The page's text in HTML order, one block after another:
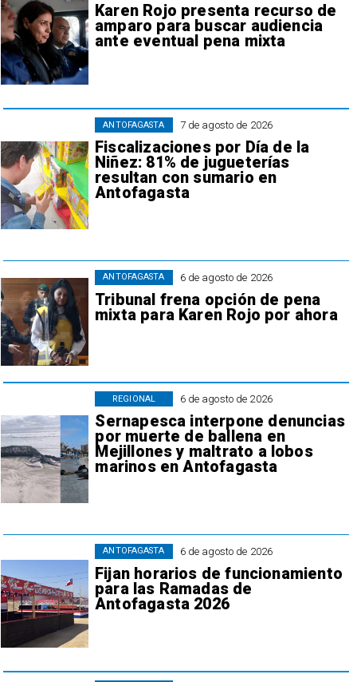
Karen Rojo presenta recurso de
amparo para buscar audiencia
ante eventual pena mixta
7 de agosto de 2026
Fiscalizaciones por Día de la
Niñez: 81% de jugueterías
resultan con sumario en
Antofagasta
ANTOFAGASTA
6 de agosto de 2026
Tribunal frena opción de pena
mixta para Karen Rojo por ahora
ANTOFAGASTA
6 de agosto de 2026
Sernapesca interpone denuncias
por muerte de ballena en
Mejillones y maltrato a lobos
marinos en Antofagasta
REGIONAL
6 de agosto de 2026
Fijan horarios de funcionamiento
para las Ramadas de
Antofagasta 2026
ANTOFAGASTA